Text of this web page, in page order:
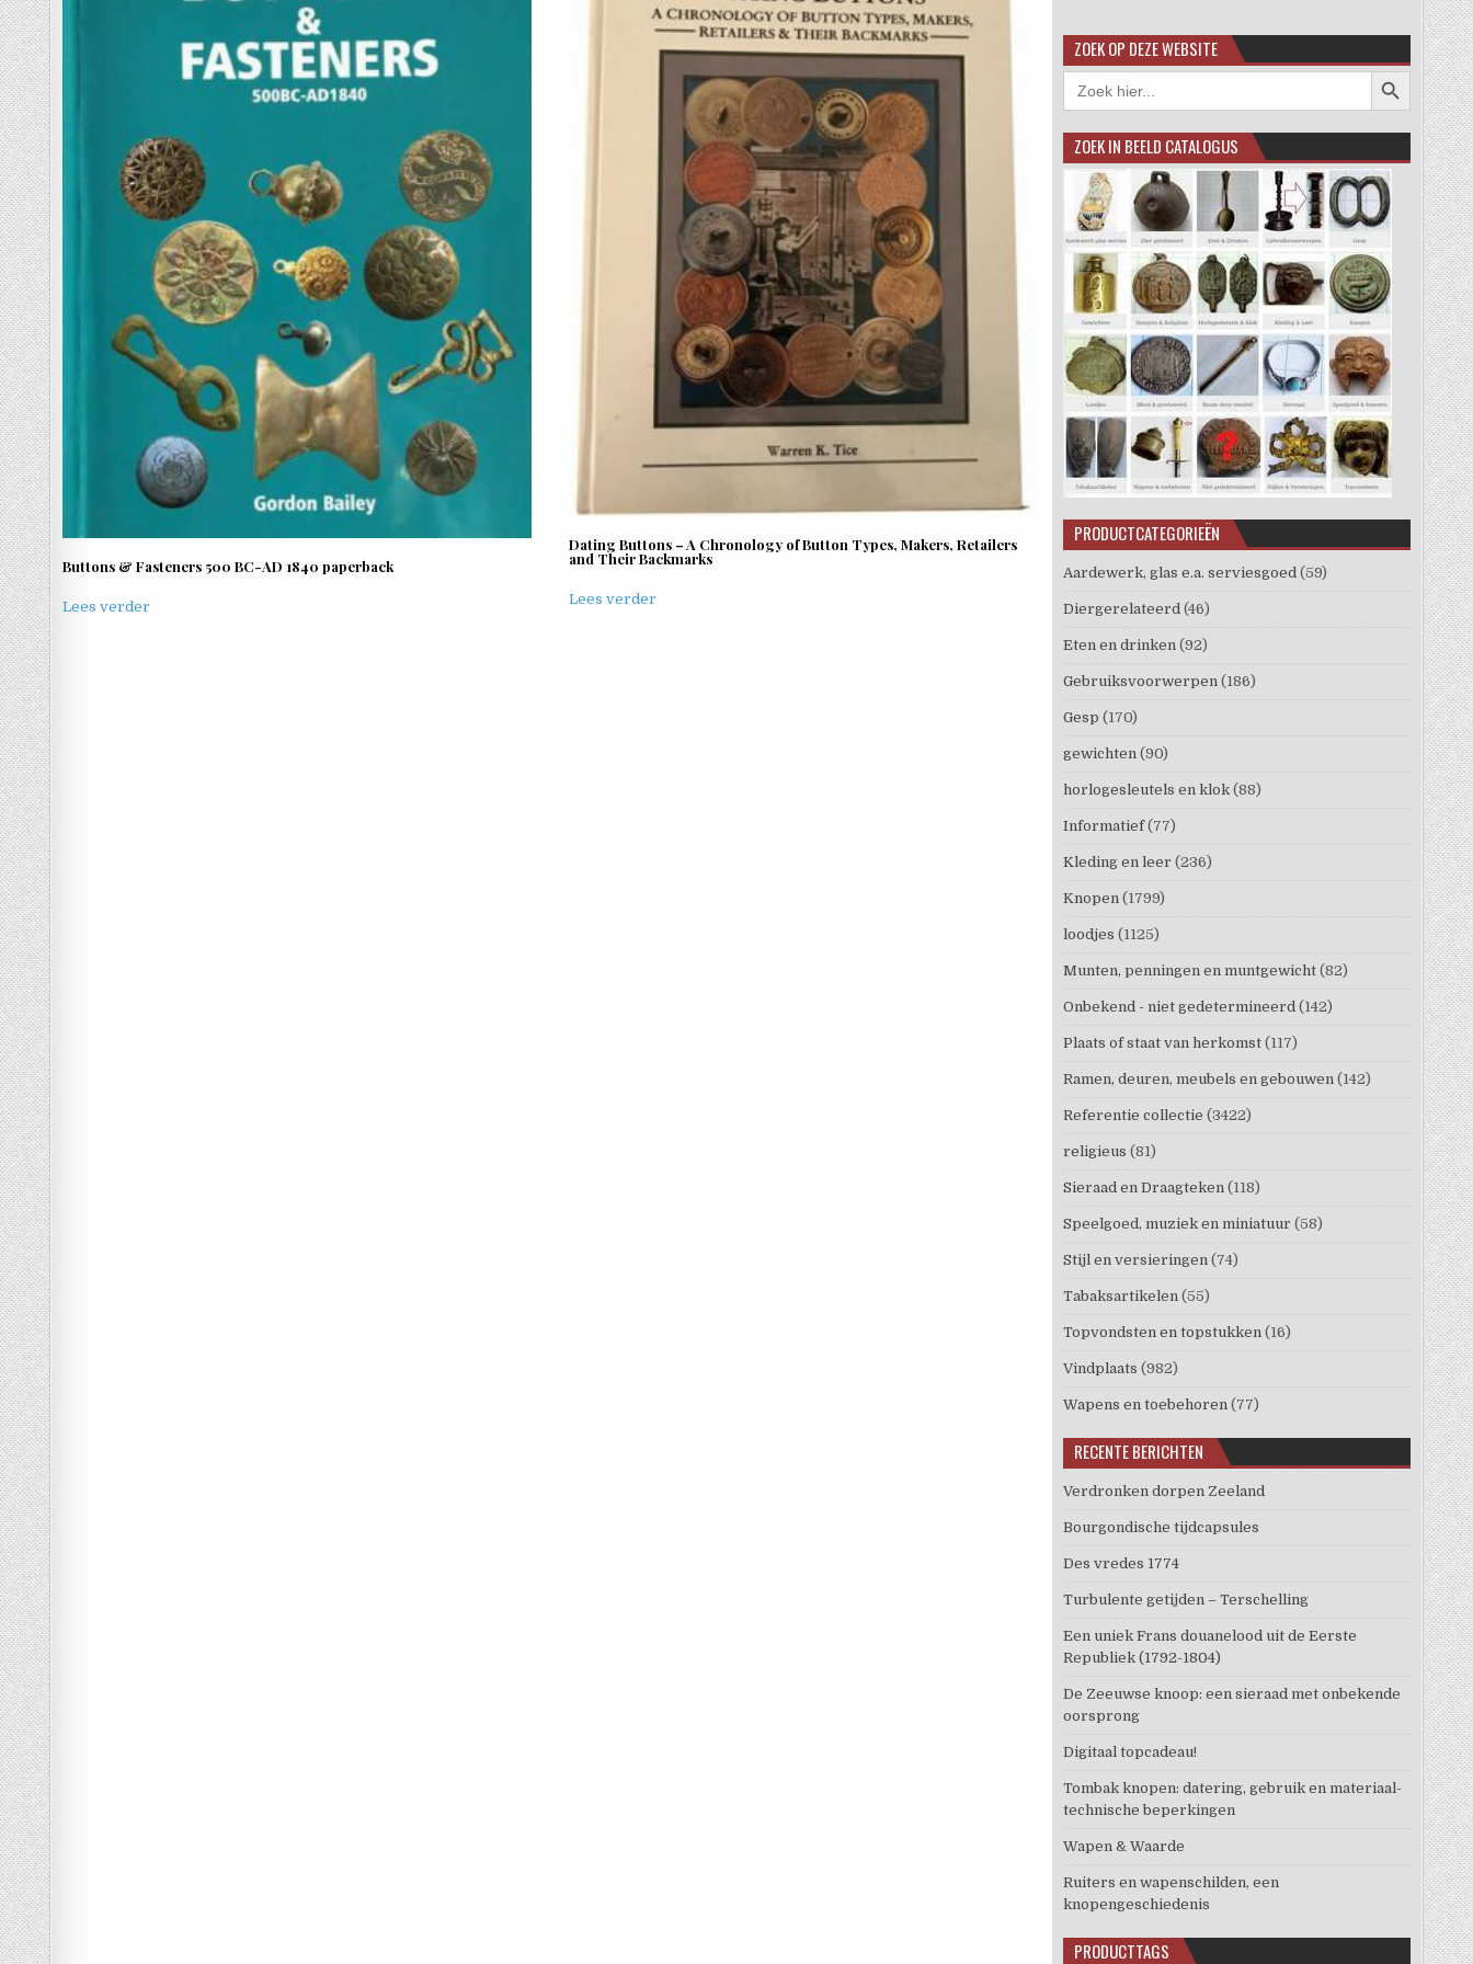
Buttons & Fasteners 500 BC-AD 1840 paperback
Lees verder
Dating Buttons – A Chronology of Button Types, Makers, Retailers
and Their Backmarks
Lees verder
ZOEK OP DEZE WEBSITE
Zoek
naar:
Zoekknop
ZOEK IN BEELD CATALOGUS
PRODUCTCATEGORIEËN
Aardewerk, glas e.a. serviesgoed (59)
Diergerelateerd (46)
Eten en drinken (92)
Gebruiksvoorwerpen (186)
Gesp (170)
gewichten (90)
horlogesleutels en klok (88)
Informatief (77)
Kleding en leer (236)
Knopen (1799)
loodjes (1125)
Munten, penningen en muntgewicht (82)
Onbekend - niet gedetermineerd (142)
Plaats of staat van herkomst (117)
Ramen, deuren, meubels en gebouwen (142)
Referentie collectie (3422)
religieus (81)
Sieraad en Draagteken (118)
Speelgoed, muziek en miniatuur (58)
Stijl en versieringen (74)
Tabaksartikelen (55)
Topvondsten en topstukken (16)
Vindplaats (982)
Wapens en toebehoren (77)
RECENTE BERICHTEN
Verdronken dorpen Zeeland
Bourgondische tijdcapsules
Des vredes 1774
Turbulente getijden – Terschelling
Een uniek Frans douanelood uit de Eerste
Republiek (1792-1804)
De Zeeuwse knoop: een sieraad met onbekende
oorsprong
Digitaal topcadeau!
Tombak knopen: datering, gebruik en materiaal-
technische beperkingen
Wapen & Waarde
Ruiters en wapenschilden, een
knopengeschiedenis
PRODUCTTAGS